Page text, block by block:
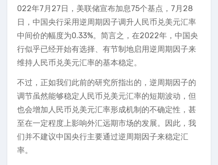
022年7月27日，美联储宣布加息75个基点，7月28
日，中国央行采用逆周期因子调升人民币兑美元汇率
中间价的幅度为0.33%。简言之，在2022年，中国央
行似乎已经开始有选择、有节制地启用逆周期因子来
维持人民币兑美元汇率的基本稳定。
不过，正如我们此前的研究所指出的，逆周期因子的
调节虽然能够稳定人民币兑美元汇率的短期波动，但
也会增加人民币兑美元汇率形成机制的不确定性，甚
至在一定程度上影响外汇远期市场的发展。因此，我
们并不建议中国央行主要通过逆周期因子来稳定汇
率。